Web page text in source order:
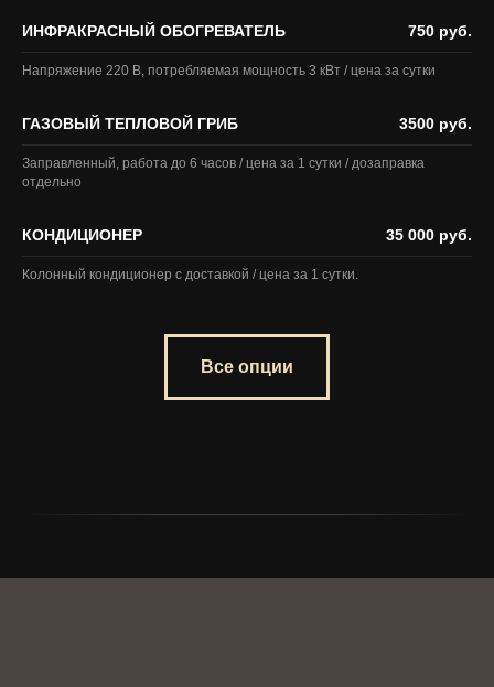
ИНФРАКРАСНЫЙ ОБОГРЕВАТЕЛЬ 750 руб.
Напряжение 220 В, потребляемая мощность 3 кВт / цена за сутки
ГАЗОВЫЙ ТЕПЛОВОЙ ГРИБ 3500 руб.
Заправленный, работа до 6 часов / цена за 1 сутки / дозаправка
отдельно
КОНДИЦИОНЕР 35 000 руб.
Колонный кондиционер с доставкой / цена за 1 сутки.
Все опции